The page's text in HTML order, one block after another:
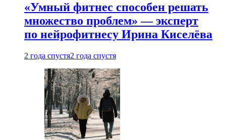
«Умный фитнес способен решать
множество проблем» — эксперт
по нейрофитнесу Ирина Киселёва
2 года спустя2 года спустя